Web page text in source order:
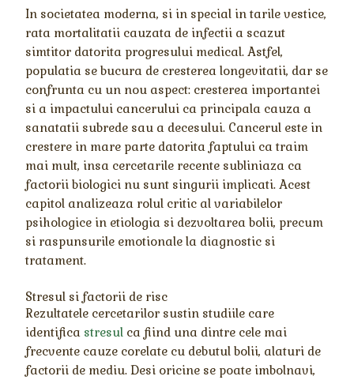
In societatea moderna, si in special in tarile vestice,
rata mortalitatii cauzata de infectii a scazut
simtitor datorita progresului medical. Astfel,
populatia se bucura de cresterea longevitatii, dar se
confrunta cu un nou aspect: cresterea importantei
si a impactului cancerului ca principala cauza a
sanatatii subrede sau a decesului. Cancerul este in
crestere in mare parte datorita faptului ca traim
mai mult, insa cercetarile recente subliniaza ca
factorii biologici nu sunt singurii implicati. Acest
capitol analizeaza rolul critic al variabilelor
psihologice in etiologia si dezvoltarea bolii, precum
si raspunsurile emotionale la diagnostic si
tratament.
Stresul si factorii de risc
Rezultatele cercetarilor sustin studiile care
identifica stresul ca fiind una dintre cele mai
frecvente cauze corelate cu debutul bolii, alaturi de
factorii de mediu. Desi oricine se poate imbolnavi,